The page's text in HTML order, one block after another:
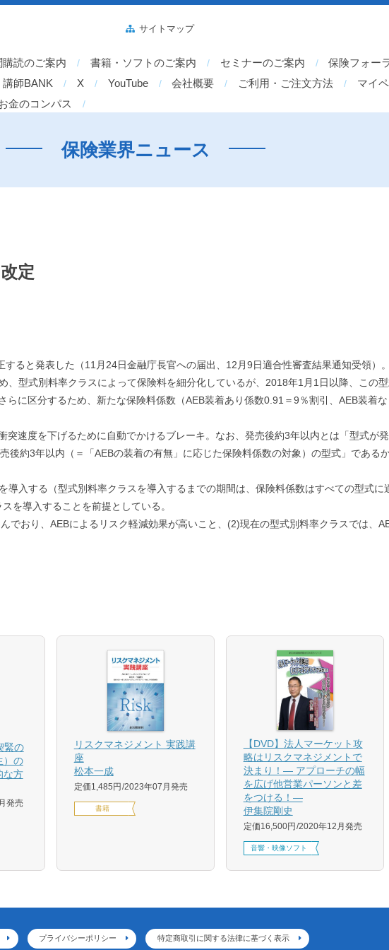
購読のご案内 書籍・ソフトのご案内 セミナーのご案内
保険フォー
講師BANK X YouTube 会社概要 ご利用・ご注文方法
マイ
金のコンパス
サイトマップ
保険業界ニュース
定
ると発表した（11月24日金融庁長官への届出、12月9日適合性審査結果通知受領）
型式別料率クラスによって保険料を細分化しているが、2018年1月1日以降、この
に区分するため、新たな保険料係数（AEB装着あり係数0.91＝9％割引、AEB装着
速度を下げるために自動でかけるブレーキ。なお、発売後約3年以内とは「型式が
後約3年以内（＝「AEBの装着の有無」に応じた保険料係数の対象）の型式」である
入する（型式別料率クラスを導入するまでの期間は、保険料係数はすべての型式に
を導入することを前提としている。
おり、AEBによるリスク軽減効果が高いこと、(2)現在の型式別料率クラスでは、
緊の
）の
な方
発売
リスクマネジメント 実践講
座
松本一成
定価1,485円 2023年07月発売
書籍
【DVD】法人マーケット攻
略はリスクマネジメントで
決まり！― アプローチの幅
を広げ他営業パーソンと差
をつける！―
伊集院剛史
定価16,500円 2020年12月発売
音響・映像ソフト
プライバシーポリシー 特定商取引に関する法律に基づく表示